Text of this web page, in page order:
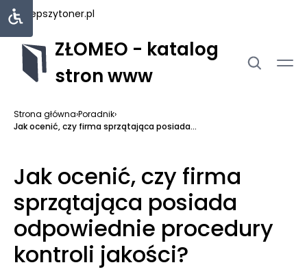
najlepszytoner.pl
ZŁOMEO - katalog
stron www
Strona główna›Poradnik›
Jak ocenić, czy firma sprzątająca posiada...
Jak ocenić, czy firma
sprzątająca posiada
odpowiednie procedury
kontroli jakości?